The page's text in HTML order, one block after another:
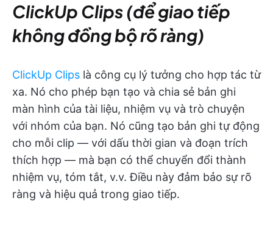
ClickUp Clips (để giao tiếp
không đồng bộ rõ ràng)
ClickUp Clips là công cụ lý tưởng cho hợp tác từ
xa. Nó cho phép bạn tạo và chia sẻ bản ghi
màn hình của tài liệu, nhiệm vụ và trò chuyện
với nhóm của bạn. Nó cũng tạo bản ghi tự động
cho mỗi clip — với dấu thời gian và đoạn trích
thích hợp — mà bạn có thể chuyển đổi thành
nhiệm vụ, tóm tắt, v.v. Điều này đảm bảo sự rõ
ràng và hiệu quả trong giao tiếp.